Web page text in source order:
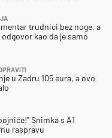
trudnici bez noge, a
kao da je samo
u Zadru 105 eura, a ovo
Snimka s A1
raspravu